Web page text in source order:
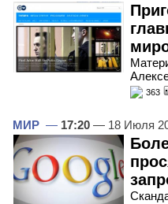
363
МИР — 17:20 — 18 Июля